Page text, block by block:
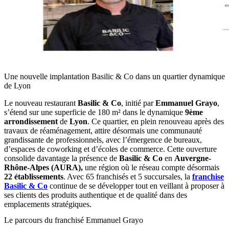
Une nouvelle implantation Basilic & Co dans un quartier dynamique
de Lyon
Le nouveau restaurant Basilic & Co, initié parEmmanuel Grayo,
s’étend sur une superficie de 180 m² dans le dynamique 9ème
arrondissement de Lyon. Ce quartier, en plein renouveau après des
travaux de réaménagement, attire désormais une communauté
grandissante de professionnels, avec l’émergence de bureaux,
d’espaces de coworking et d’écoles de commerce. Cette ouverture
consolide davantage la présence de Basilic & Co en Auvergne-
Rhône-Alpes (AURA), une région où le réseau compte désormais
22 établissements. Avec 65 franchisés et 5 succursales, la franchise
Basilic & Co continue de se développer tout en veillant à proposer à
ses clients des produits authentique et de qualité dans des
emplacements stratégiques.
Le parcours du franchisé Emmanuel Grayo